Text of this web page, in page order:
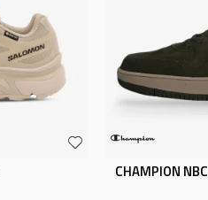
CHAMPION NBC